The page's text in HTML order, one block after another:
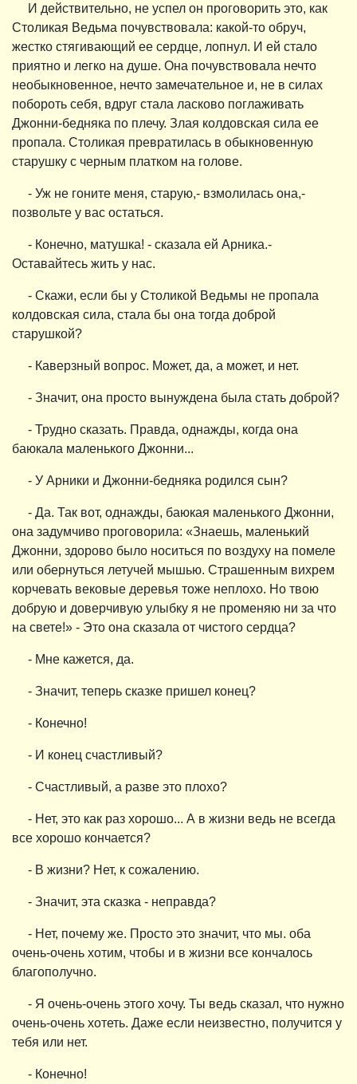
И действительно, не успел он проговорить это, как
Столикая Ведьма почувствовала: какой-то обруч,
жестко стягивающий ее сердце, лопнул. И ей стало
приятно и легко на душе. Она почувствовала нечто
необыкновенное, нечто замечательное и, не в силах
побороть себя, вдруг стала ласково поглаживать
Джонни-бедняка по плечу. Злая колдовская сила ее
пропала. Столикая превратилась в обыкновенную
старушку с черным платком на голове.
- Уж не гоните меня, старую,- взмолилась она,-
позвольте у вас остаться.
- Конечно, матушка! - сказала ей Арника.-
Оставайтесь жить у нас.
- Скажи, если бы у Столикой Ведьмы не пропала
колдовская сила, стала бы она тогда доброй
старушкой?
- Каверзный вопрос. Может, да, а может, и нет.
- Значит, она просто вынуждена была стать доброй?
- Трудно сказать. Правда, однажды, когда она
баюкала маленького Джонни...
- У Арники и Джонни-бедняка родился сын?
- Да. Так вот, однажды, баюкая маленького Джонни,
она задумчиво проговорила: «Знаешь, маленький
Джонни, здорово было носиться по воздуху на помеле
или обернуться летучей мышью. Страшенным вихрем
корчевать вековые деревья тоже неплохо. Но твою
добрую и доверчивую улыбку я не променяю ни за что
на свете!» - Это она сказала от чистого сердца?
- Мне кажется, да.
- Значит, теперь сказке пришел конец?
- Конечно!
- И конец счастливый?
- Счастливый, а разве это плохо?
- Нет, это как раз хорошо... А в жизни ведь не всегда
все хорошо кончается?
- В жизни? Нет, к сожалению.
- Значит, эта сказка - неправда?
- Нет, почему же. Просто это значит, что мы. оба
очень-очень хотим, чтобы и в жизни все кончалось
благополучно.
- Я очень-очень этого хочу. Ты ведь сказал, что нужно
очень-очень хотеть. Даже если неизвестно, получится у
тебя или нет.
- Конечно!